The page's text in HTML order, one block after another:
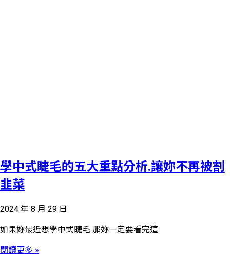
學中式睫毛的五大重點分析.讓妳不再被割
韭菜
2024 年 8 月 29 日
如果妳最近想學中式睫毛 那妳一定要看完這
閱讀更多 »